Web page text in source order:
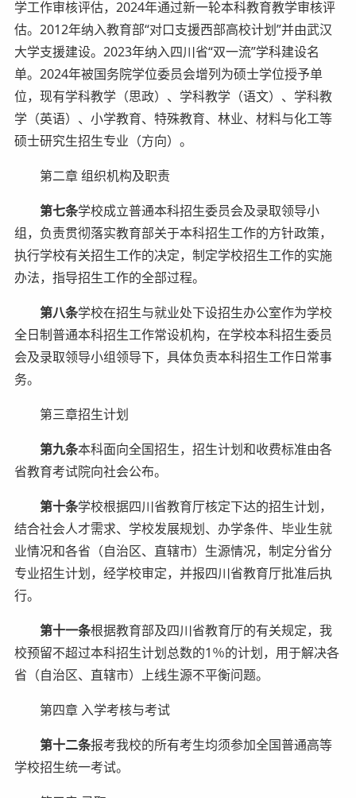
学工作审核评估，2024年通过新一轮本科教育教学审核评
估。2012年纳入教育部“对口支援西部高校计划”并由武汉
大学支援建设。2023年纳入四川省“双一流”学科建设名
单。2024年被国务院学位委员会增列为硕士学位授予单
位，现有学科教学（思政）、学科教学（语文）、学科教
学（英语）、小学教育、特殊教育、林业、材料与化工等
硕士研究生招生专业（方向）。
第二章 组织机构及职责
第七条学校成立普通本科招生委员会及录取领导小
组，负责贯彻落实教育部关于本科招生工作的方针政策，
执行学校有关招生工作的决定，制定学校招生工作的实施
办法，指导招生工作的全部过程。
第八条学校在招生与就业处下设招生办公室作为学校
全日制普通本科招生工作常设机构，在学校本科招生委员
会及录取领导小组领导下，具体负责本科招生工作日常事
务。
第三章招生计划
第九条本科面向全国招生，招生计划和收费标准由各
省教育考试院向社会公布。
第十条学校根据四川省教育厅核定下达的招生计划，
结合社会人才需求、学校发展规划、办学条件、毕业生就
业情况和各省（自治区、直辖市）生源情况，制定分省分
专业招生计划，经学校审定，并报四川省教育厅批准后执
行。
第十一条根据教育部及四川省教育厅的有关规定，我
校预留不超过本科招生计划总数的1％的计划，用于解决各
省（自治区、直辖市）上线生源不平衡问题。
第四章 入学考核与考试
第十二条报考我校的所有考生均须参加全国普通高等
学校招生统一考试。